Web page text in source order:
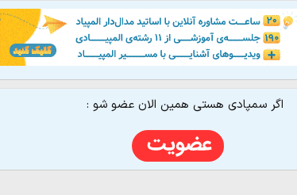
اگر سمپادی هستی همین الان عضو شو :